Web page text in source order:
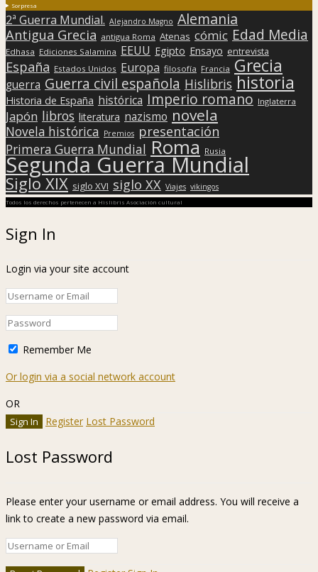
Sorpresa
2ª Guerra Mundial. Alejandro Magno Alemania
Antigua Grecia antigua Roma Atenas cómic Edad Media
Edhasa Ediciones Salamina EEUU Egipto Ensayo entrevista
España Estados Unidos Europa filosofía Francia Grecia
guerra Guerra civil española Hislibris historia
Historia de España histórica Imperio romano Inglaterra
Japón libros literatura nazismo novela
Novela histórica Premios presentación
Primera Guerra Mundial Roma Rusia
Segunda Guerra Mundial
Siglo XIX siglo XVI siglo XX Viajes vikingos
Todos los derechos pertenecen a Hislibris Asociación cultural
Sign In
Login via your site account
Remember Me
Or login via a social network account
OR
Register Lost Password
Lost Password
Please enter your username or email address. You will receive a
link to create a new password via email.